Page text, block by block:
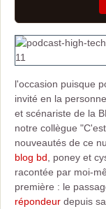
l'occasion puisque
invité en la
et scénariste de la
notre collègue
nouveautés de ce
blog bd , poney et
racontée par moi-
première : le
répondeur depuis